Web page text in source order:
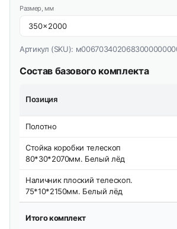
Размер, мм
Артикул (SKU):
Состав базового комплекта
Позиция
Полотно
Стойка коробки телескоп
80*30*2070мм. Белый лёд
Наличник плоский телескоп.
75*10*2150мм. Белый лёд
Итого комплект